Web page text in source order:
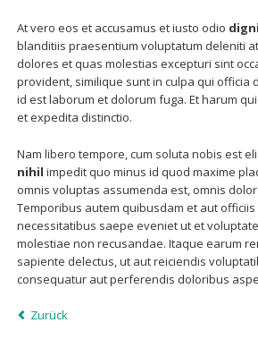
At vero eos et accusamus et iusto odio
blanditiis praesentium voluptatum deleniti
dolores et quas molestias excepturi sint
provident, similique sunt in culpa qui officia
id est laborum et dolorum fuga. Et harum
et expedita distinctio.
Nam libero tempore, cum soluta nobis est
nihil impedit quo minus id quod maxime
omnis voluptas assumenda est, omnis
Temporibus autem quibusdam et aut
necessitatibus saepe eveniet ut et
molestiae non recusandae. Itaque earum
sapiente delectus, ut aut reiciendis
consequatur aut perferendis doloribus
Zurück